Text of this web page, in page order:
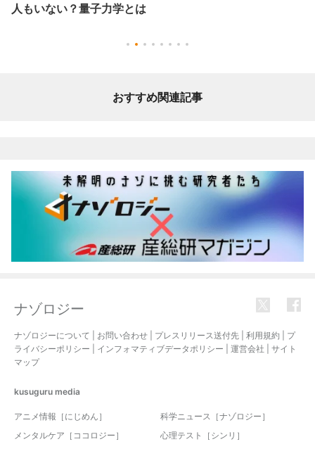
人もいない？量子力学とは
おすすめ関連記事
ナゾロジー
ナゾロジーについて お問い合わせ プレスリリース送付先 利用規約
プ
ライバシーポリシー
インフォマティブデータポリシー 運営会社
サイト
マップ
kusuguru media
アニメ情報［にじめん］
科学ニュース［ナゾロジー］
メンタルケア［ココロジー］
心理テスト［シンリ］